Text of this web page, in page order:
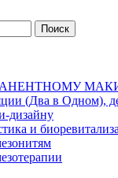
(Два в Одном),
дизайну
и